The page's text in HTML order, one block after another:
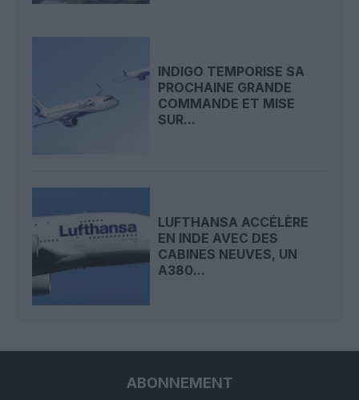
INDIGO TEMPORISE SA
PROCHAINE GRANDE
COMMANDE ET MISE
SUR...
LUFTHANSA ACCÉLÈRE
EN INDE AVEC DES
CABINES NEUVES, UN
A380...
ABONNEMENT